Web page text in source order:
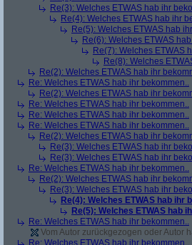
Re(3): Welches ETWAS hab ihr
Re(4): Welches ETWAS hab ihr
Re(5): Welches ETWAS hab
Re(6): Welches ETWAS
Re(7): Welches ETWAS
Re(8): Welches
Re(2): Welches ETWAS hab ihr
Re: Welches ETWAS hab ihr bekommen..
Re(2): Welches ETWAS hab ihr
Re: Welches ETWAS hab ihr bekommen..
Re: Welches ETWAS hab ihr bekommen..
Re: Welches ETWAS hab ihr bekommen..
Re(2): Welches ETWAS hab ihr
Re(3): Welches ETWAS hab ihr
Re(3): Welches ETWAS hab ihr
Re: Welches ETWAS hab ihr bekommen..
Re(2): Welches ETWAS hab ihr
Re(3): Welches ETWAS hab ihr
Re(4): Welches ETWAS hab ihr
Re(5): Welches ETWAS hab
Re: Welches ETWAS hab ihr bekommen..
Vom Autor zurückgezogen oder Autor
Re: Welches ETWAS hab ihr bekommen..